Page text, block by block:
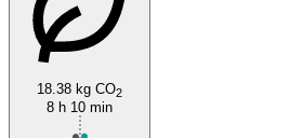
18.38 kg CO2
8 h 10 min